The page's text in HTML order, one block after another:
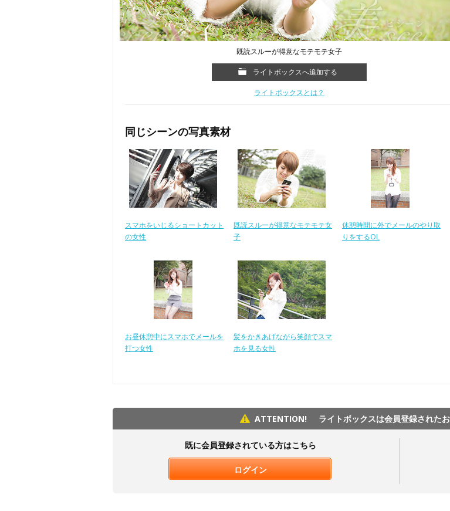
既読スルーが得意なモテモテ女子
ライトボックスへ追加する
ライトボックスとは？
同じシーンの写真素材
スマホをいじるショートカット
の女性
既読スルーが得意なモテモテ女
子
休憩時間に外でメールのやり取
りをするOL
お昼休憩中にスマホでメールを
打つ女性
髪をかきあげながら笑顔でスマ
ホを見る女性
ATTENTION! ライトボックスは会員登録された
既に会員登録されている方はこちら
ログイン